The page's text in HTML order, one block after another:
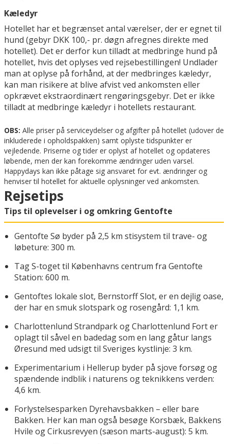
Kæledyr
Hotellet har et begrænset antal værelser, der er egnet til
hund (gebyr DKK 100,- pr. døgn afregnes direkte med
hotellet). Det er derfor kun tilladt at medbringe hund på
hotellet, hvis det oplyses ved rejsebestillingen! Undlader
man at oplyse på forhånd, at der medbringes kæledyr,
kan man risikere at blive afvist ved ankomsten eller
opkrævet ekstraordinært rengøringsgebyr. Det er ikke
tilladt at medbringe kæledyr i hotellets restaurant.
OBS: Alle priser på serviceydelser og afgifter på hotellet (udover de
inkluderede i opholdspakken) samt oplyste tidspunkter er
vejledende. Priserne og tider er oplyst af hotellet og opdateres
løbende, men der kan forekomme ændringer uden varsel.
Happydays kan ikke påtage sig ansvaret for evt. ændringer og
henviser til hotellet for aktuelle oplysninger ved ankomsten.
Rejsetips
Tips til oplevelser i og omkring Gentofte
Gentofte Sø byder på 2,5 km stisystem til trave- og
løbeture: 300 m.
Tag S-toget til Københavns centrum fra Gentofte
Station: 600 m.
Gentoftes lokale slot, Bernstorff Slot, er en dejlig oase,
der har en smuk slotspark og rosengård: 1,1 km.
Charlottenlund Strandpark og Charlottenlund Fort er
oplagt til såvel en badedag som en lang gåtur langs
Øresund med udsigt til Sveriges kystlinje: 3 km.
Experimentarium i Hellerup byder på sjove forsøg og
spændende indblik i naturens og teknikkens verden:
4,6 km.
Forlystelsesparken Dyrehavsbakken – eller bare
Bakken. Her kan man også besøge Korsbæk, Bakkens
Hvile og Cirkusrevyen (sæson marts-august): 5 km.